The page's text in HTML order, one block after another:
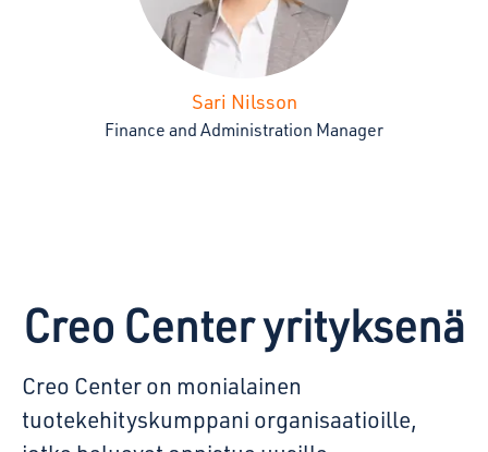
Sari Nilsson
Finance and Administration Manager
Creo Center yrityksenä
Creo Center on monialainen
tuotekehityskumppani organisaatioille,